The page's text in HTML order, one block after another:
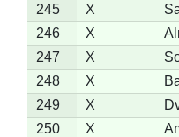
245
X
246
X
247
X
248
X
249
X
250
X